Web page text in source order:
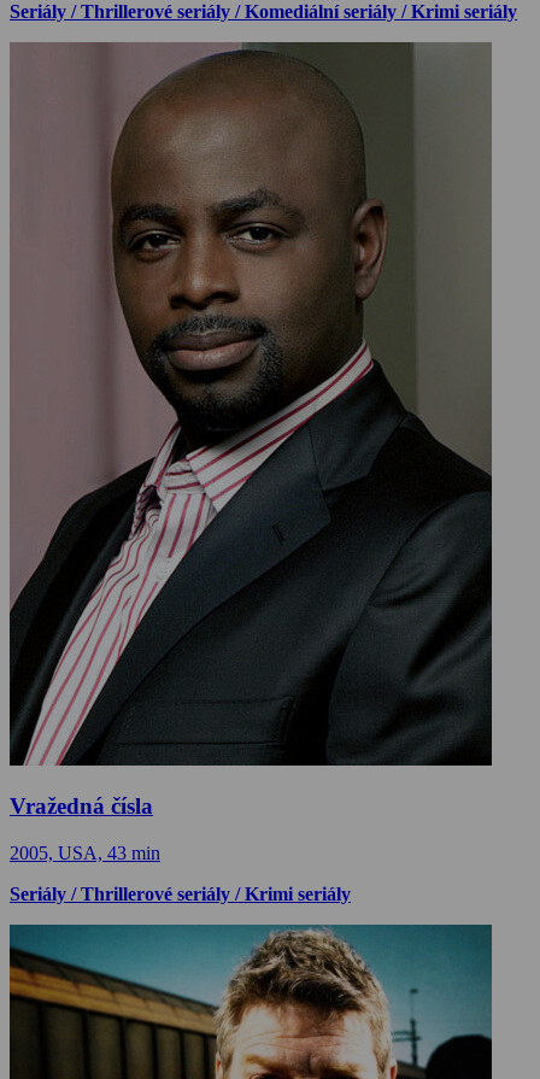
Seriály / Thrillerové seriály / Komediální seriály / Krimi seriály
Vražedná čísla
2005, USA, 43 min
Seriály / Thrillerové seriály / Krimi seriály